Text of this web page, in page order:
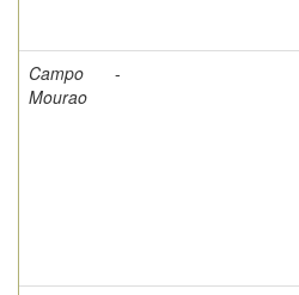
Campo
Mourao
-